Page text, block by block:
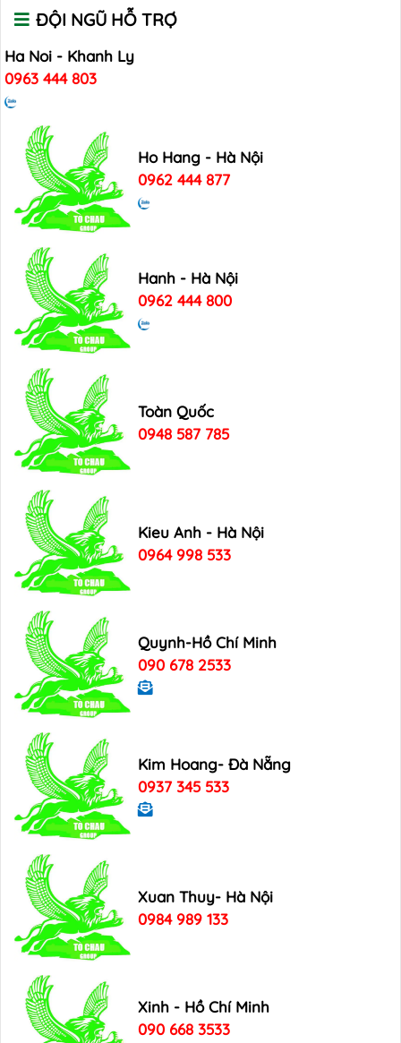
ĐỘI NGŨ HỖ TRỢ
Ha Noi - Khanh Ly
0963 444 803
Ho Hang - Hà Nội
0962 444 877
Hanh - Hà Nội
0962 444 800
Toàn Quốc
0948 587 785
Kieu Anh - Hà Nội
0964 998 533
Quynh-Hồ Chí Minh
090 678 2533
Kim Hoang- Đà Nẵng
0937 345 533
Xuan Thuy- Hà Nội
0984 989 133
Xinh - Hồ Chí Minh
090 668 3533